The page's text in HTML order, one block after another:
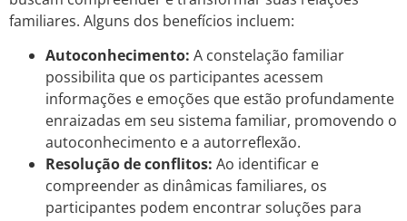
familiares. Alguns dos benefícios incluem:
Autoconhecimento: A constelação familiar
possibilita que os participantes acessem
informações e emoções que estão profundamente
enraizadas em seu sistema familiar, promovendo o
autoconhecimento e a autorreflexão.
Resolução de conflitos: Ao identificar e
compreender as dinâmicas familiares, os
participantes podem encontrar soluções para